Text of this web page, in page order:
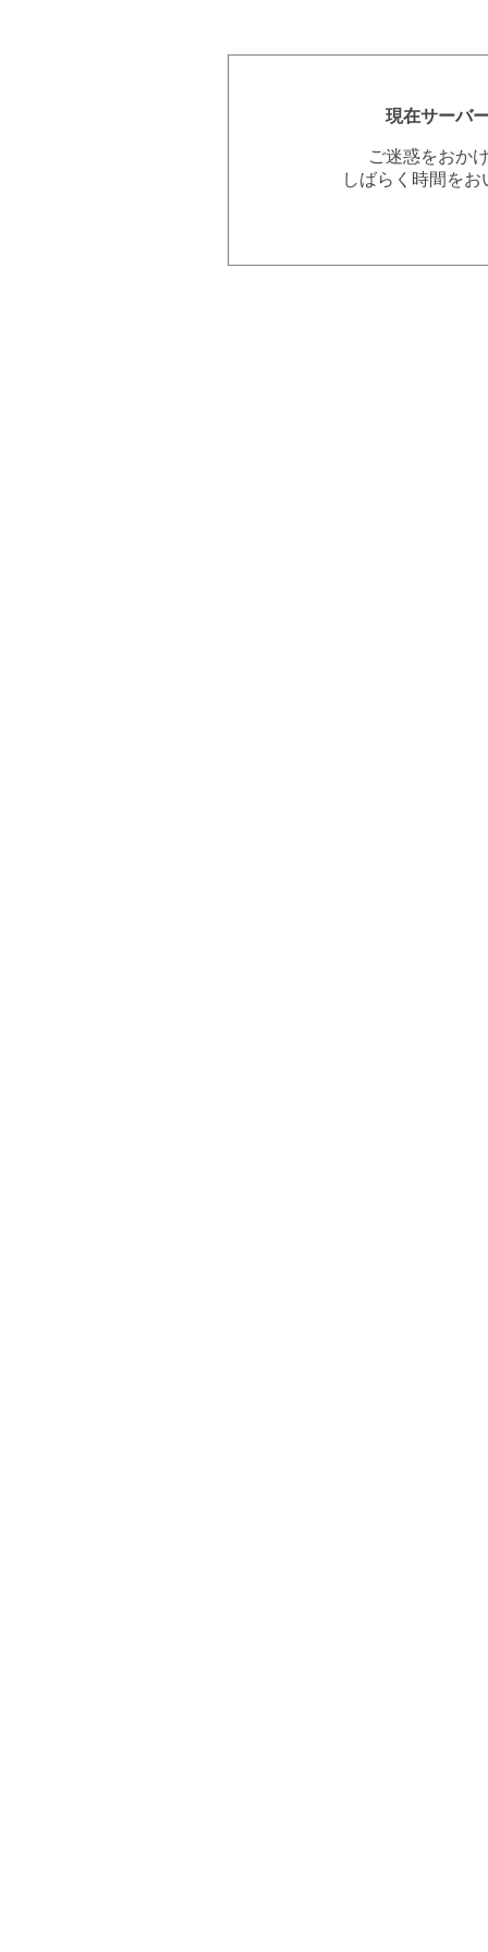
現在サーバ
ご迷惑をおか
しばらく時間を